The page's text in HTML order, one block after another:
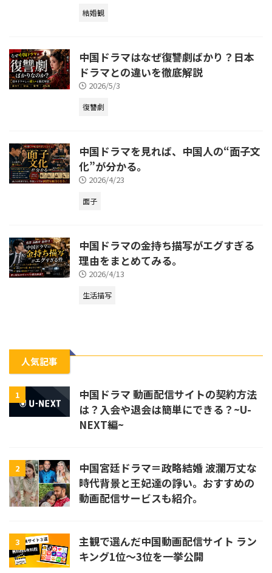
結婚観
中国ドラマはなぜ復讐劇ばかり？日本
ドラマとの違いを徹底解説
2026/5/3
復讐劇
中国ドラマを見れば、中国人の“面子文
化”が分かる。
2026/4/23
面子
中国ドラマの金持ち描写がエグすぎる
理由をまとめてみる。
2026/4/13
生活描写
人気記事
1
中国ドラマ 動画配信サイトの契約方法
は？入会や退会は簡単にできる？~U-
NEXT編~
2
中国宮廷ドラマ＝政略結婚 波瀾万丈な
時代背景と王妃達の諍い。おすすめの
動画配信サービスも紹介。
3
主観で選んだ中国動画配信サイト ラン
キング1位〜3位を一挙公開